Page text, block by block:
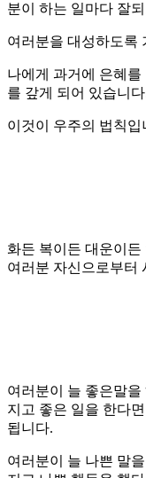
분이 하는 일마다 잘
여러분을 대성하도록
나에게 과거에 은혜를
를 갚게 되어 있습니
이것이 우주의 법칙입
화든 복이든 대운이
여러분 자신으로부터
여러분이 늘 좋은말
지고 좋은 일을 한다
됩니다.
여러분이 늘 나쁜 말